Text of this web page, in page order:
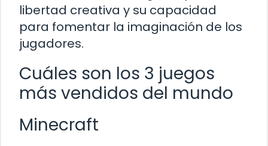
libertad creativa y su capacidad
para fomentar la imaginación de los
jugadores.
Cuáles son los 3 juegos
más vendidos del mundo
Minecraft